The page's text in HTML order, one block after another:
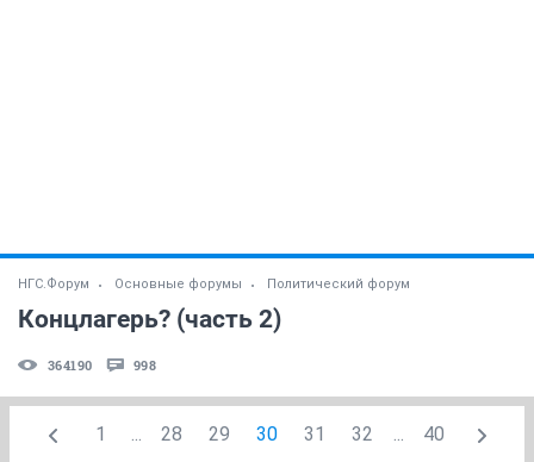
НГС.Форум Основные форумы Политический форум
Концлагерь? (часть 2)
364190 998
1 ... 28 29 30 31 32 ... 40